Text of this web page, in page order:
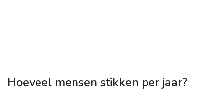
Hoeveel mensen stikken per jaar?